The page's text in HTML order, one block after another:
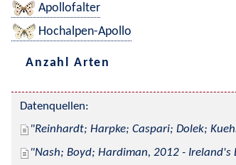
Apollofalter
Hochalpen-Apollo
Anzahl Arten
Datenquellen:
Reinhardt; Harpke; Caspari; Dolek;
Nash; Boyd; Hardiman, 2012 - Ireland's